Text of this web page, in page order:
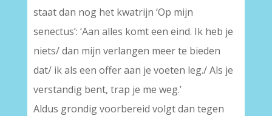
staat dan nog het kwatrijn ‘Op mijn
senectus’: ‘Aan alles komt een eind. Ik heb je
niets/ dan mijn verlangen meer te bieden
dat/ ik als een offer aan je voeten leg./ Als je
verstandig bent, trap je me weg.’
Aldus grondig voorbereid volgt dan tegen